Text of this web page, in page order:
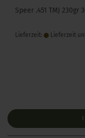
Speer .451 TMJ 230gr
Lieferzeit: Lieferzeit